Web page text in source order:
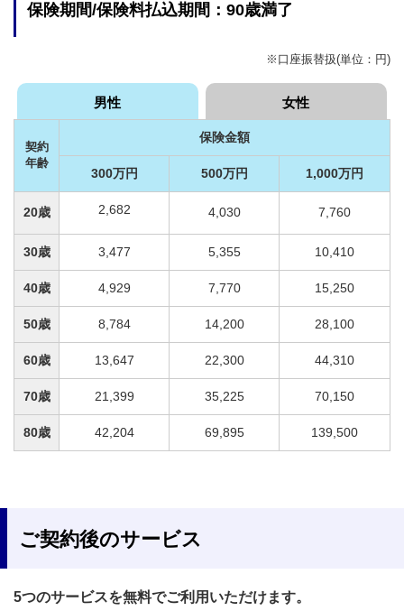
保険期間/保険料払込期間：90歳満了
※口座振替扱(単位：円)
男性 女性
契約
年齢
保険金額
300万円 500万円 1,000万円
20歳 2,682 4,030 7,760
30歳 3,477 5,355 10,410
40歳 4,929 7,770 15,250
50歳 8,784 14,200 28,100
60歳 13,647 22,300 44,310
70歳 21,399 35,225 70,150
80歳 42,204 69,895 139,500
ご契約後のサービス
5つのサービスを無料でご利用いただけます。